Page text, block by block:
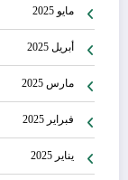
مايو 2025
أبريل 2025
مارس 2025
فبراير 2025
يناير 2025